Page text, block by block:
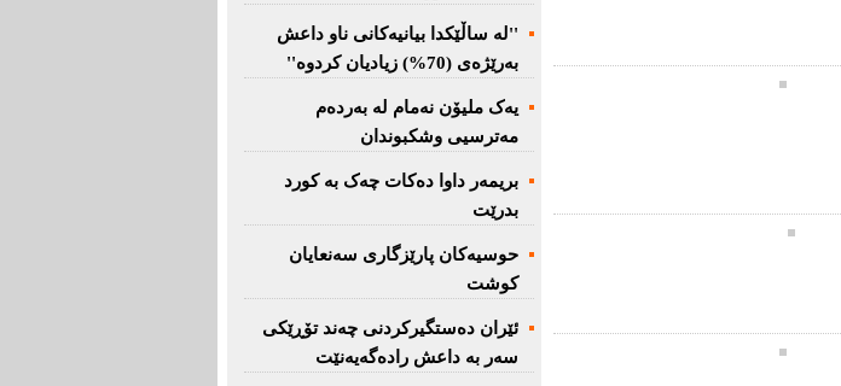
''لە ساڵێکدا بیانیه‌كانی ناو داعش
بەرێژەى (70%) زیادیان کردوە''
یەک ملیۆن نەمام لە بەردەم
مەترسیی وشکبوندان
بریمه‌ر داوا دەکات چەک بە کورد
بدرێت
حوسیەکان پارێزگارى سەنعایان
کوشت
ئێران دەستگیرکردنى چه‌ند تۆڕێكی‌
سه‌ر به‌ داعش رادەگەیەنێت